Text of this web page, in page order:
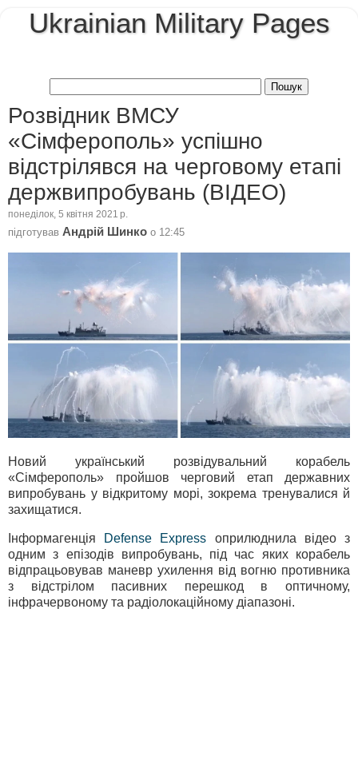
Ukrainian Military Pages
Розвідник ВМСУ
«Сімферополь» успішно
відстрілявся на черговому етапі
держвипробувань (ВІДЕО)
понеділок, 5 квітня 2021 р.
підготував Андрій Шинко о 12:45
Новий український розвідувальний корабель
«Сімферополь» пройшов черговий етап державних
випробувань у відкритому морі, зокрема тренувалися й
захищатися.
Інформагенція Defense Express оприлюднила відео з
одним з епізодів випробувань, під час яких корабель
відпрацьовував маневр ухилення від вогню противника
з відстрілом пасивних перешкод в оптичному,
інфрачервоному та радіолокаційному діапазоні.